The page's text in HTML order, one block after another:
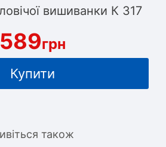
вишиванки К 317
589грн
Купити
також